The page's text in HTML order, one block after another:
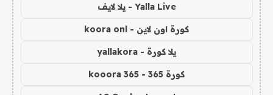
Yalla Live - يلا لايف
كورة اون لاين - koora onl
يلا كورة - yallakora
كورة 365 - kooora 365